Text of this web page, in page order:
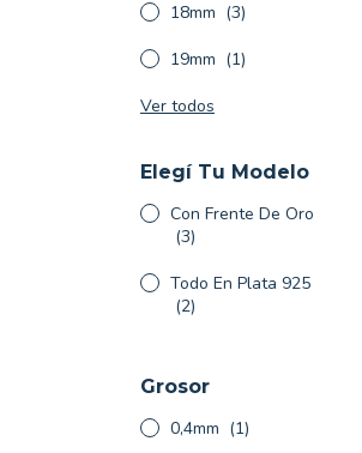
18mm (3)
19mm (1)
Ver todos
Elegí Tu Modelo
Con Frente De Oro
(3)
Todo En Plata 925
(2)
Grosor
0,4mm (1)